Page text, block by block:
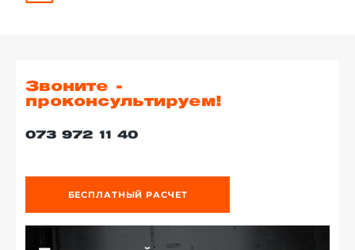
Звоните -
проконсультируем!
073 972 11 40
БЕСПЛАТНЫЙ РАСЧЕТ